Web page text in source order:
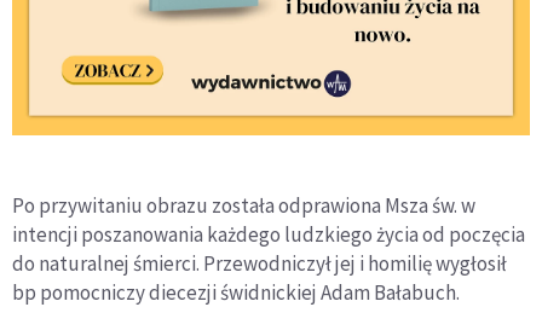
Po przywitaniu obrazu została odprawiona Msza św. w
intencji poszanowania każdego ludzkiego życia od poczęcia
do naturalnej śmierci. Przewodniczył jej i homilię wygłosił
bp pomocniczy diecezji świdnickiej Adam Bałabuch.